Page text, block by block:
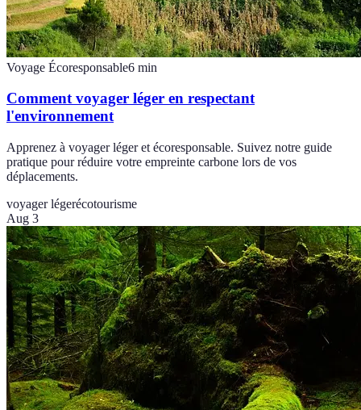
Voyage Écoresponsable6 min
Comment voyager léger en respectant
l'environnement
Apprenez à voyager léger et écoresponsable. Suivez notre guide
pratique pour réduire votre empreinte carbone lors de vos
déplacements.
voyager légerécotourisme
Aug 3